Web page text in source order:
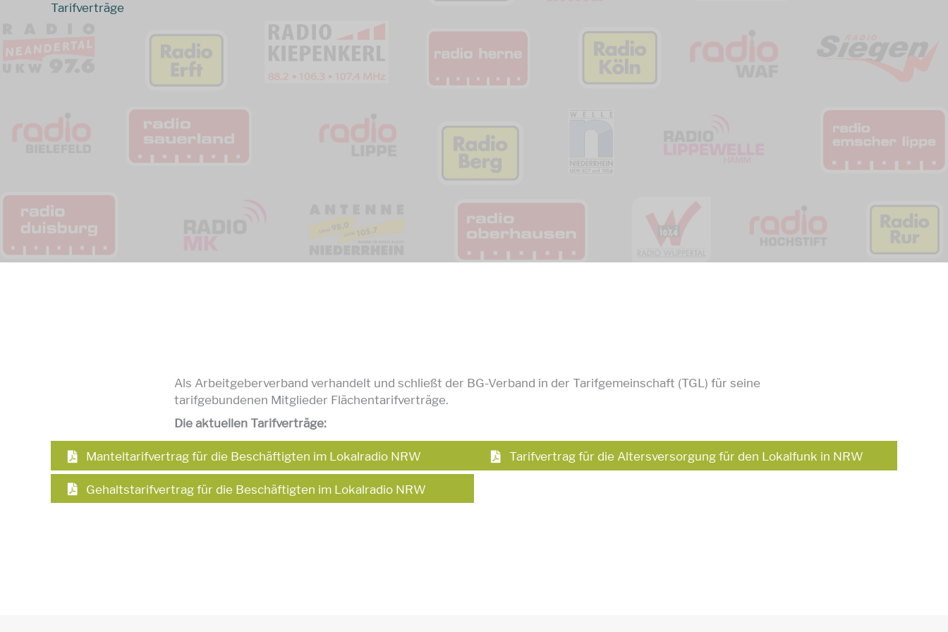
Tarifverträge
Als Arbeitgeberverband verhandelt und schließt der BG-Verband in der Tarifgemeinschaft (TGL) für seine
tarifgebundenen Mitglieder Flächentarifverträge.
Die aktuellen Tarifverträge:
Manteltarifvertrag für die Beschäftigten im Lokalradio NRW
Gehaltstarifvertrag für die Beschäftigten im Lokalradio NRW
Tarifvertrag für die Altersversorgung für den Lokalfunk in NRW